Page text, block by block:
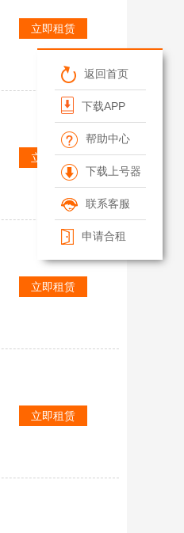
返回首页
下载APP
帮助中心
下载上号器
联系客服
申请合租
立即租赁
立即租赁
立即租赁
立即租赁